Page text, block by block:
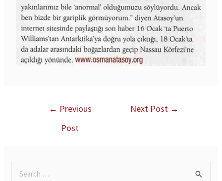
← Previous
Post
Next Post →